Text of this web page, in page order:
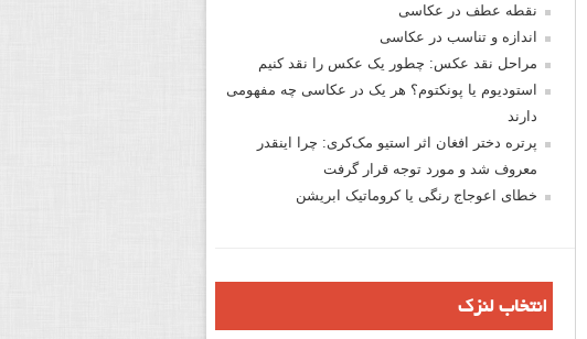
نقطه عطف در عکاسی
اندازه و تناسب در عکاسی
مراحل نقد عکس: چطور یک عکس را نقد کنیم
استودیوم یا پونکتوم؟ هر یک در عکاسی چه مفهومی
دارند
پرتره دختر افغان اثر استیو مک‌کری: چرا اینقدر
معروف شد و مورد توجه قرار گرفت
خطای اعوجاج رنگی یا کروماتیک ابریشن
انتخاب لنزک